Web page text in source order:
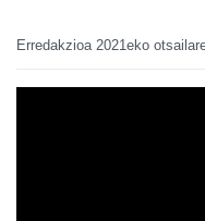
Erredakzioa 2021eko